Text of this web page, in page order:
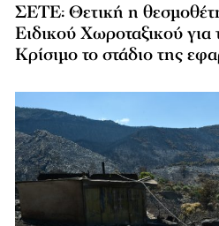
ΣΕΤΕ: Θετική η
Ειδικού Χωροταξικού για
Κρίσιμο το στάδιο της